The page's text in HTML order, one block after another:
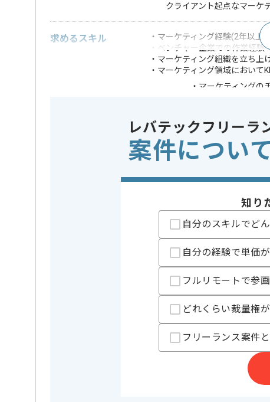
クライアント起点なマーケ
求めるスキル
・マーケティング経験(2年以上)
・ベンチャー企業での作業経験
・マーケティング組織を立ち上
・マーケティング領域において
・マーケティングの
※上記に似た経験やスキルをお持ち
この案件のポイント 業界
クレジット
レバテックでの実績がある企業の案件でございます。
マーケターの経験を活かすことができます。
複数案件を保有している企業ですので、
ご経験と実績に応じて別案件のご提案も差し上げる場合
スキルアップされたい方、長期的に参画されたい方にオ
基本的には一部リモート作業を見込んでおります。
レバテックフリーラ
案件につい
知り
自分のスキルでど
自分の経験で単価
フルリモートで参
どれくらい裁量権
フリーランス案件